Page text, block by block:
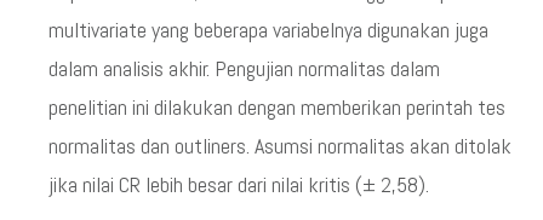
multivariate yang beberapa variabelnya digunakan juga
dalam analisis akhir. Pengujian normalitas dalam
penelitian ini dilakukan dengan memberikan perintah tes
normalitas dan outliners. Asumsi normalitas akan ditolak
jika nilai CR lebih besar dari nilai kritis (± 2,58).